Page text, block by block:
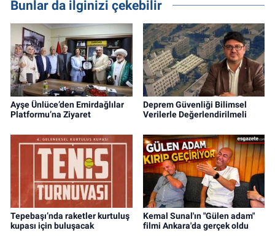
Bunlar da ilginizi çekebilir
Ayşe Ünlüce’den Emirdağlılar
Platformu’na Ziyaret
Deprem Güvenliği Bilimsel
Verilerle Değerlendirilmeli
Tepebaşı’nda raketler kurtuluş
kupası için buluşacak
Kemal Sunal'ın "Gülen adam"
filmi Ankara'da gerçek oldu